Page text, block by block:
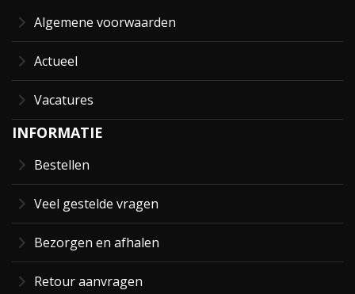
Algemene voorwaarden
Actueel
Vacatures
INFORMATIE
Bestellen
Veel gestelde vragen
Bezorgen en afhalen
Retour aanvragen